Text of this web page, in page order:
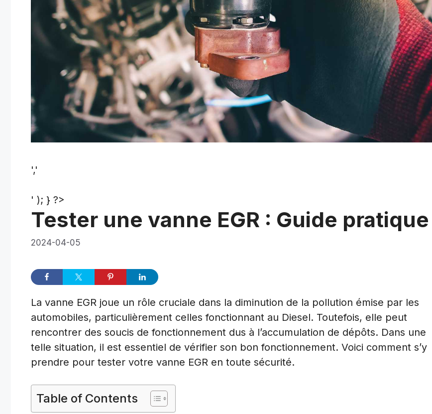
','
' ); } ?>
Tester une vanne EGR : Guide pratique
2024-04-05
La vanne EGR joue un rôle cruciale dans la diminution de la pollution émise par les
automobiles, particulièrement celles fonctionnant au Diesel. Toutefois, elle peut
rencontrer des soucis de fonctionnement dus à l’accumulation de dépôts. Dans une
telle situation, il est essentiel de vérifier son bon fonctionnement. Voici comment s’y
prendre pour tester votre vanne EGR en toute sécurité.
Table of Contents